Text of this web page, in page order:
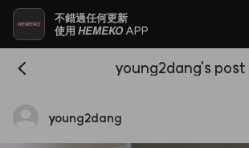
不錯過任何更新
使用 HEMEKO APP
young2dang's post
young2dang